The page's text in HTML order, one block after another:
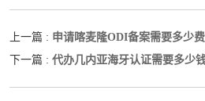
上一篇 : 申请喀麦隆ODI备案需要多少
下一篇 : 代办几内亚海牙认证需要多少